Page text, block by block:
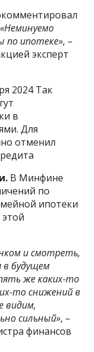
«Неминуемо
по ипотеке», –
эксперт
2024 Так
в
Для
отменил
В Минфине
по
ипотеки
и смотреть,
в будущем
же каких-то
то снижений в
видим,
сильный», –
финансов